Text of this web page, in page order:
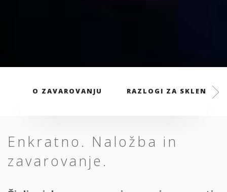
O ZAVAROVANJU RAZLOGI ZA SKLENITEV
Enkratno. Naložba in
zavarovanje.